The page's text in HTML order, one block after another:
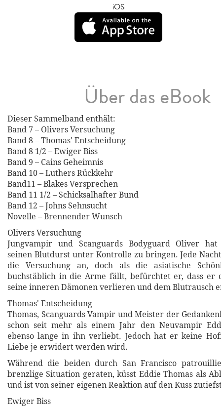
iOS
Über das eBook
Dieser Sammelband enthält:
Band 7 – Olivers Versuchung
Band 8 – Thomas' Entscheidung
Band 8 1/2 – Ewiger Biss
Band 9 – Cains Geheimnis
Band 10 – Luthers Rückkehr
Band11 – Blakes Versprechen
Band 11 1/2 – Schicksalhafter Bund
Band 12 – Johns Sehnsucht
Novelle – Brennender Wunsch
Olivers Versuchung
Jungvampir und Scanguards Bodyguard Oliver hat
seinen Blutdurst unter Kontrolle zu bringen. Jede
die Versuchung an, doch als die asiatische
buchstäblich in die Arme fällt, befürchtet er, dass er
seine inneren Dämonen verlieren und dem Blutrausch
Thomas' Entscheidung
Thomas, Scanguards Vampir und Meister der
schon seit mehr als einem Jahr den Neuvampir
ebenso lange in ihn verliebt. Jedoch hat er keine
Liebe je erwidert werden wird.
Während die beiden durch San Francisco
brenzlige Situation geraten, küsst Eddie Thomas als
und ist von seiner eigenen Reaktion auf den Kuss
Ewiger Biss